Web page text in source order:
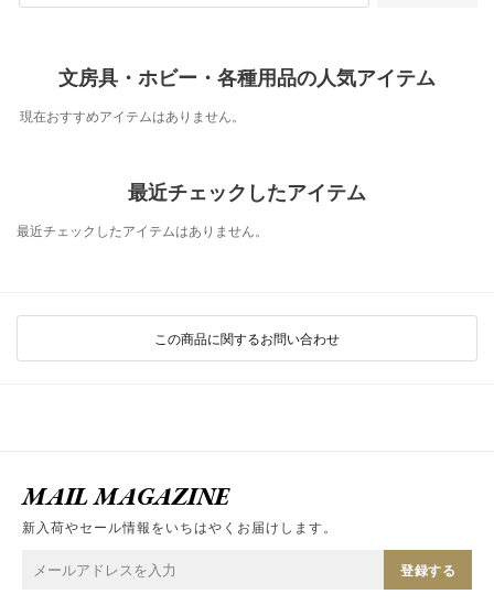
文房具・ホビー・各種用品の人気アイテム
現在おすすめアイテムはありません。
最近チェックしたアイテム
最近チェックしたアイテムはありません。
この商品に関するお問い合わせ
MAIL MAGAZINE
新入荷やセール情報をいちはやくお届けします。
登録する